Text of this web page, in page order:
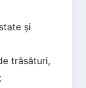
și
trăsături,